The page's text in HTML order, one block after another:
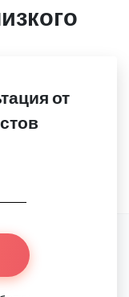
от